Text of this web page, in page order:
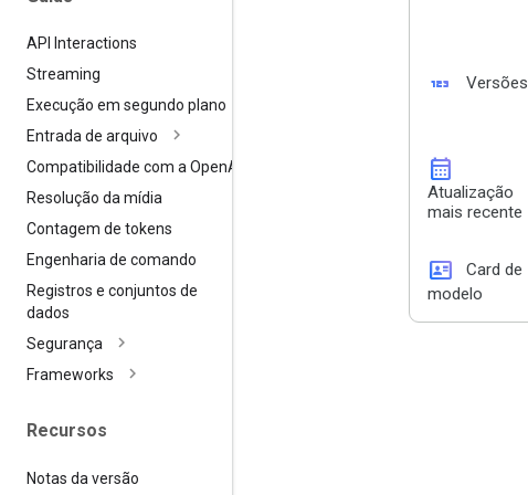
API Interactions
Streaming
Execução em segundo plano
Entrada de arquivo
Compatibilidade com a OpenAI
Resolução da mídia
Contagem de tokens
Engenharia de comando
Registros e conjuntos de
dados
Segurança
Frameworks
Recursos
Notas da versão
123 Versões
calendar_month
Atualização
mais recente
id_card
Card de
modelo